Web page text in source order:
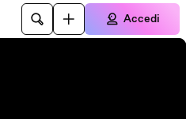
Accedi